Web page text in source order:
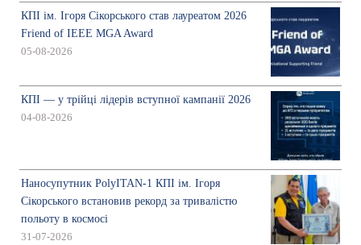
КПІ ім. Ігоря Сікорського став лауреатом 2026
Friend of IEEE MGA Award
05-08-2026
КПІ — у трійці лідерів вступної кампанії 2026
04-08-2026
Наносупутник PolyITAN-1 КПІ ім. Ігоря
Сікорського встановив рекорд за тривалістю
польоту в космосі
31-07-2026